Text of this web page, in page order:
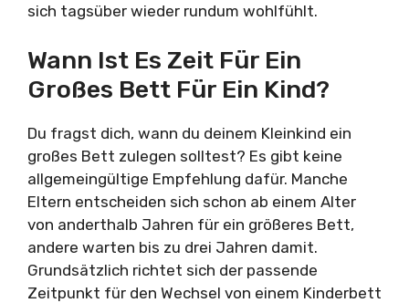
sich tagsüber wieder rundum wohlfühlt.
Wann Ist Es Zeit Für Ein
Großes Bett Für Ein Kind?
Du fragst dich, wann du deinem Kleinkind ein
großes Bett zulegen solltest? Es gibt keine
allgemeingültige Empfehlung dafür. Manche
Eltern entscheiden sich schon ab einem Alter
von anderthalb Jahren für ein größeres Bett,
andere warten bis zu drei Jahren damit.
Grundsätzlich richtet sich der passende
Zeitpunkt für den Wechsel von einem Kinderbett